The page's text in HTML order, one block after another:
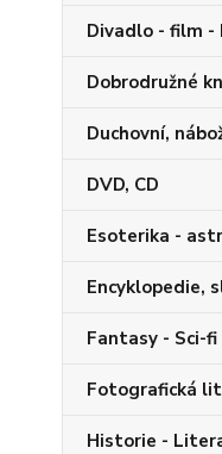
Divadlo - film -
Dobrodružné
Duchovní,
DVD, CD
Esoterika -
Encyklopedie,
Fantasy - Sci-fi
Fotografická
Historie -